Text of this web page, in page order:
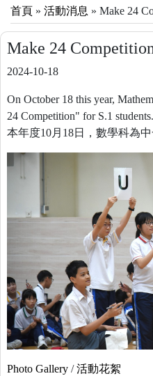
首頁 » 活動消息 » Make 24
Make 24
2024-10-18
On October 18 this year,
24 Competition" for S.1 students.
本年度10月18日，數學科為
Photo Gallery/活動花絮